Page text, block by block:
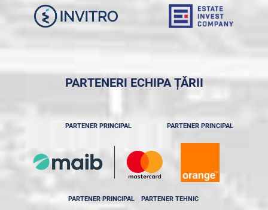
PARTENERI ECHIPA ȚĂRII
PARTENER PRINCIPAL PARTENER PRINCIPAL
PARTENER PRINCIPAL PARTENER TEHNIC